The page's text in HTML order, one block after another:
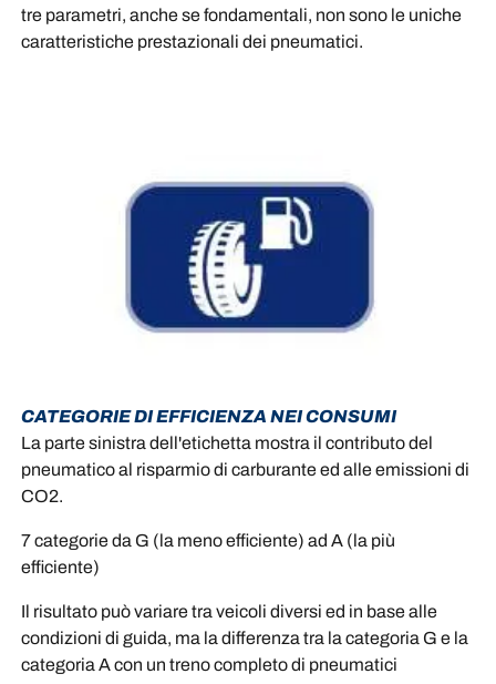
tre parametri, anche se fondamentali, non sono le uniche
caratteristiche prestazionali dei pneumatici.
CATEGORIE DI EFFICIENZA NEI CONSUMI
La parte sinistra dell'etichetta mostra il contributo del
pneumatico al risparmio di carburante ed alle emissioni di
CO2.
7 categorie da G (la meno efficiente) ad A (la più
efficiente)
Il risultato può variare tra veicoli diversi ed in base alle
condizioni di guida, ma la differenza tra la categoria G e la
categoria A con un treno completo di pneumatici